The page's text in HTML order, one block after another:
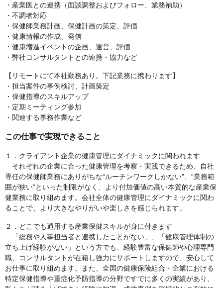
・産業医との連携（面談調整およびフォロー、業務補助）
・不調者対応
・保健師業務計画、保健計画の策定、評価
・健康情報の作成、発信
・健康増進イベントの企画、運営、評価
・弊社コンサルタントとの連携・協力など
【リモートにて本社勤務あり。下記業務に携わります】
・担当案件の事例検討、計画策定
・保健指導のスキルアップ
・定期ミーティング参加
・関連する事務作業など
この仕事で実現できること
１．クライアント企業の健康管理にダイナミックに関われます
それぞれの企業に合った健康管理を考察・実践できるため、自社
専任の保健師業務にありがちな“ルーチンワークしかない”、“業務範
囲が狭い”といった制限がなく、より付加価値の高い本質的な産業保
健業務に取り組めます。会社全体の健康管理にダイナミックに関わ
ることで、より大きなやりがいや楽しさを感じられます。
２．どこでも通用する産業保健スキルが身に付きます
「総務や人事担当者と連携したことがない」、「健康管理体制の
立ち上げ経験がない」という方でも、経験豊富な保健師や心理専門
職、コンサルタントが在籍し強力にサポートしますので、安心して
お仕事に取り組めます。また、全国の健康保険組合・企業における
特定保健指導や重症化予防指導の分野ですでに多くの実績があり、